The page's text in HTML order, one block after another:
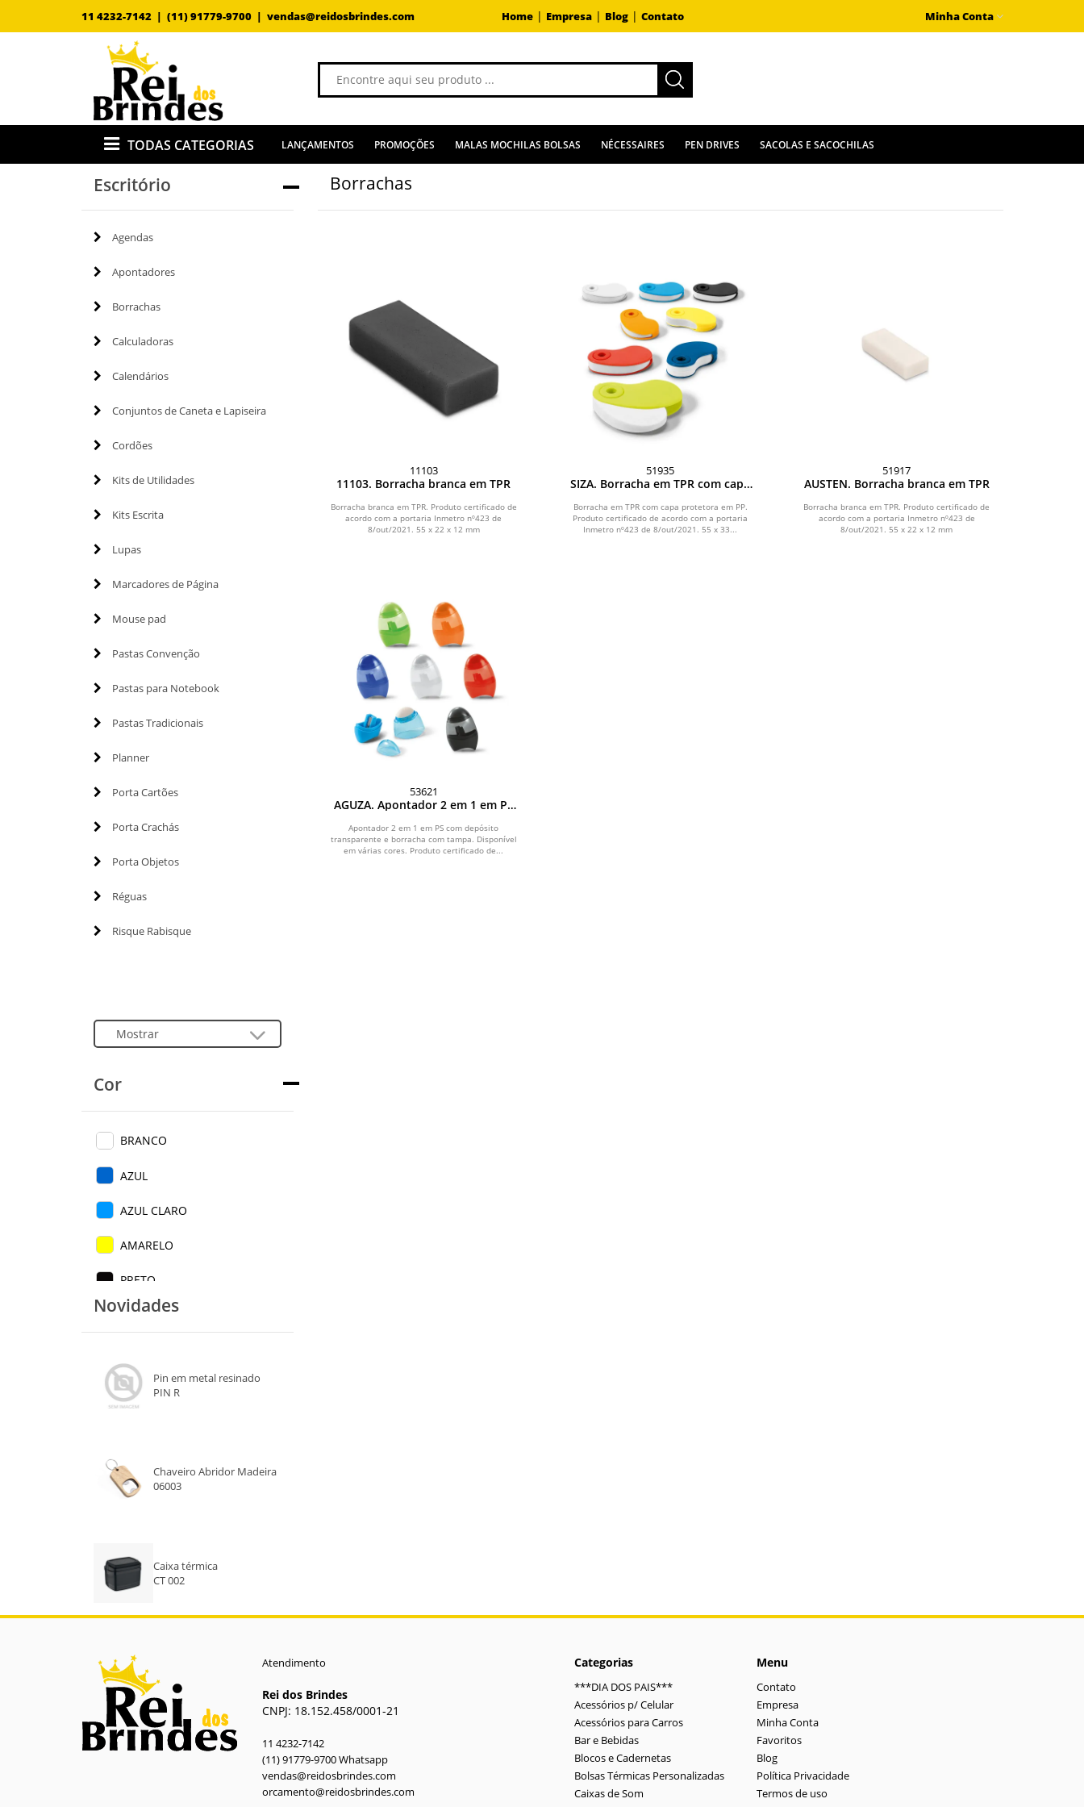
11 4232-7142 | (11) 91779-9700 | vendas@reidosbrindes.com Home| Empresa| Blog| Contato Minha Conta
TODAS CATEGORIAS LANÇAMENTOS PROMOÇÕES MALAS MOCHILAS BOLSAS NÉCESSAIRES PEN DRIVES SACOLAS E SACOCHILAS
Escritório
Agendas
Apontadores
Borrachas
Calculadoras
Calendários
Conjuntos de Caneta e Lapiseira
Cordões
Kits de Utilidades
Kits Escrita
Lupas
Marcadores de Página
Mouse pad
Pastas Convenção
Pastas para Notebook
Pastas Tradicionais
Planner
Porta Cartões
Porta Crachás
Porta Objetos
Réguas
Risque Rabisque
Cor
BRANCO
AZUL
AZUL CLARO
AMARELO
PRETO
VERDE CLARO
Novidades
Pin em metal resinado
PIN R
Chaveiro Abridor Madeira
06003
Caixa térmica
CT 002
Borrachas
11103
11103. Borracha branca em TPR
Borracha branca em TPR. Produto certificado de
acordo com a portaria Inmetro nº423 de
8/out/2021. 55 x 22 x 12 mm
51935
SIZA. Borracha em TPR com capa
Borracha em TPR com capa protetora em PP.
Produto certificado de acordo com a portaria
Inmetro nº423 de 8/out/2021. 55 x 33...
51917
AUSTEN. Borracha branca em TPR
Borracha branca em TPR. Produto certificado de
acordo com a portaria Inmetro nº423 de
8/out/2021. 55 x 22 x 12 mm
53621
AGUZA. Apontador 2 em 1 em PS
borracha
Apontador 2 em 1 em PS com depósito
transparente e borracha com tampa. Disponível
em várias cores. Produto certificado de...
Atendimento
Rei dos Brindes
CNPJ: 18.152.458/0001-21
11 4232-7142
(11) 91779-9700 Whatsapp
vendas@reidosbrindes.com
orcamento@reidosbrindes.com
Categorias
***DIA DOS PAIS***
Acessórios p/ Celular
Acessórios para Carros
Bar e Bebidas
Blocos e Cadernetas
Bolsas Térmicas Personalizadas
Caixas de Som
Menu
Contato
Empresa
Minha Conta
Favoritos
Blog
Política Privacidade
Termos de uso